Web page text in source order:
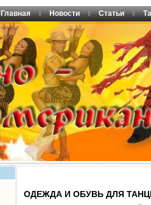
Главная Новости Статьи
ОДЕЖДА И ОБУВЬ ДЛЯ